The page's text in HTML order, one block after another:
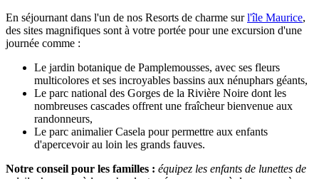
En séjournant dans l'un de nos Resorts de charme surl'île Maurice,
des sites magnifiques sont à votre portée pour une excursion d'une
journée comme :
Le jardin botanique de Pamplemousses, avec ses fleurs
multicolores et ses incroyables bassins aux nénuphars géants,
Le parc national des Gorges de la Rivière Noire dont les
nombreuses cascades offrent une fraîcheur bienvenue aux
randonneurs,
Le parc animalier Casela pour permettre aux enfants
d'apercevoir au loin les grands fauves.
Notre conseil pour les familles : équipez les enfants de lunettes de